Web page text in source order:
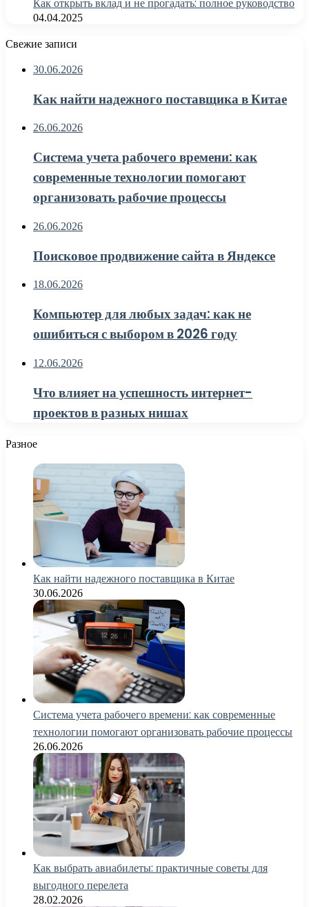
04.04.2025
Свежие записи
30.06.2026
Как найти надежного поставщика в Китае
26.06.2026
Система учета рабочего времени: как
современные технологии помогают
организовать рабочие процессы
26.06.2026
Поисковое продвижение сайта в Яндексе
18.06.2026
Компьютер для любых задач: как не
ошибиться с выбором в 2026 году
12.06.2026
Что влияет на успешность интернет-
проектов в разных нишах
Разное
Как найти надежного поставщика в Китае
30.06.2026
Система учета рабочего времени: как современные
технологии помогают организовать рабочие процессы
26.06.2026
Как выбрать авиабилеты: практичные советы для
выгодного перелета
28.02.2026